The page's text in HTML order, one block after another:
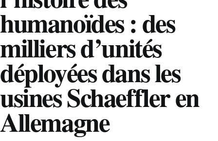
humanoïdes : des
milliers d’unités
déployées dans les
usines Schaeffler en
Allemagne